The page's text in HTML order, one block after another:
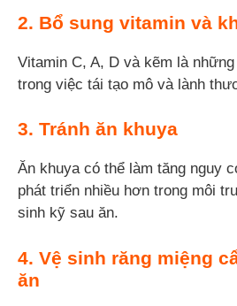
2. Bổ sung vitamin và
Vitamin C, A, D và kẽm là
trong việc tái tạo mô và lành
3. Tránh ăn khuya
Ăn khuya có thể làm tăng nguy
phát triển nhiều hơn trong môi
sinh kỹ sau ăn.
4. Vệ sinh răng miệng
ăn